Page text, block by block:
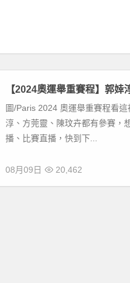
【2024奧運舉重賽程】郭婞
圖/Paris 2024 奧運舉重賽程看
淳、方莞靈、陳玟卉都有參賽，
播、比賽直播，快到下...
08月09日 20,462